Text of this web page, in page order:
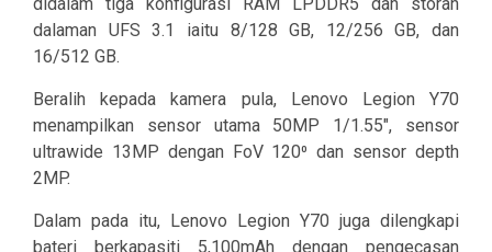
dalaman UFS 3.1 iaitu 8/128 GB, 12/256 GB, dan
16/512 GB.
Beralih kepada kamera pula, Lenovo Legion Y70
menampilkan sensor utama 50MP 1/1.55″, sensor
ultrawide 13MP dengan FoV 120⁰ dan sensor depth
2MP.
Dalam pada itu, Lenovo Legion Y70 juga dilengkapi
bateri berkapasiti 5,100mAh dengan pengecasan